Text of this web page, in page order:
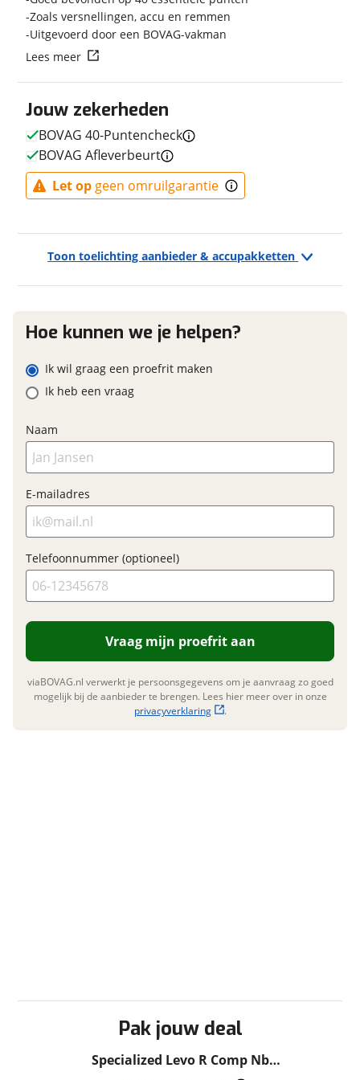
E-bike
Financieel
Prijs
€ 7.999,-
Nieuwprijs
€ 7.999,-
Garanties
BOVAG Garantie
Fabrieksgarantie van
Toon toelichting aanbieder & accupakketten
Nieuwe accu
Meerprijs:
€ 0,-
Wat is een nieuwe accu?
Pak jouw deal
Specialized Levo R Comp Nb
Vraag mijn reservering aan
goed mogelijk bij de aanbieder te brengen. Lees hier meer
Jouw zekerheden
BOVAG 40-Puntencheck
BOVAG Afleverbeurt
Let op geen omruilgarantie
Zoals versnellingen, accu en remmen
Uitgevoerd door een BOVAG-vakman
Lees meer
Hoe kunnen we je helpen?
Ik wil graag een proefrit maken
Ik heb een vraag
Naam
E-mailadres
Telefoonnummer (optioneel)
Vraag mijn proefrit aan
viaBOVAG.nl verwerkt je persoonsgegevens om je aanvraag zo goed
mogelijk bij de aanbieder te brengen. Lees hier meer over in onze
privacyverklaring
.